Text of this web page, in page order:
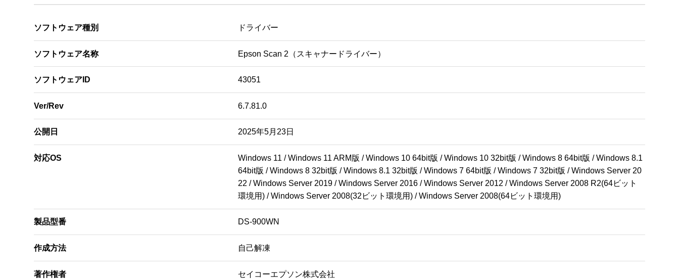
ソフトウェア種別 ドライバー
ソフトウェア名称 Epson Scan 2（スキャナードライバー）
ソフトウェアID 43051
Ver/Rev 6.7.81.0
公開日 2025年5月23日
対応OS
Windows 11 / Windows 11 ARM版 / Windows 10 64bit版 / Windows 10 32bit版 / Windows 8 64bit版 / Windows 8.1
64bit版 / Windows 8 32bit版 / Windows 8.1 32bit版 / Windows 7 64bit版 / Windows 7 32bit版 / Windows Server 20
22 / Windows Server 2019 / Windows Server 2016 / Windows Server 2012 / Windows Server 2008 R2(64ビット
環境用) / Windows Server 2008(32ビット環境用) / Windows Server 2008(64ビット環境用)
製品型番 DS-900WN
作成方法 自己解凍
著作権者 セイコーエプソン株式会社